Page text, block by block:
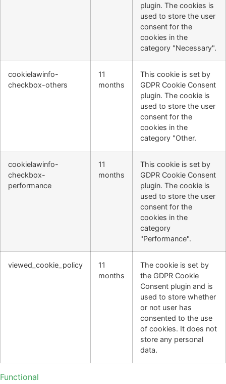
plugin. The cookies is
used to store the user
consent for the
cookies in the
category "Necessary".
cookielawinfo-
checkbox-others
11
months
This cookie is set by
GDPR Cookie Consent
plugin. The cookie is
used to store the user
consent for the
cookies in the
category "Other.
cookielawinfo-
checkbox-
performance
11
months
This cookie is set by
GDPR Cookie Consent
plugin. The cookie is
used to store the user
consent for the
cookies in the
category
"Performance".
viewed_cookie_policy
11
months
The cookie is set by
the GDPR Cookie
Consent plugin and is
used to store whether
or not user has
consented to the use
of cookies. It does not
store any personal
data.
Functional